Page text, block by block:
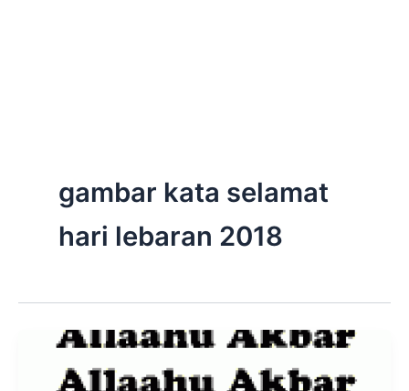
gambar kata selamat
hari lebaran 2018